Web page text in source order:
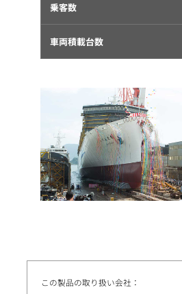
乗客数
車両積載台数
この製品の取り扱い会社：